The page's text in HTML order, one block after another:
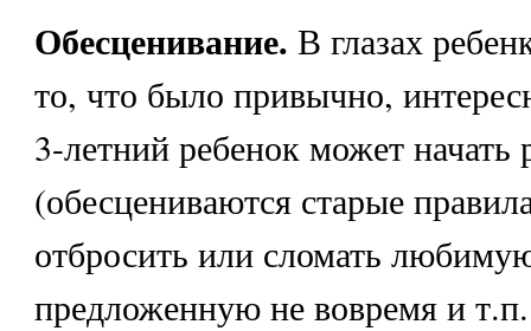
Обесценивание. В глазах
то, что было привычно,
3-летний ребенок может начать
(обесцениваются старые
отбросить или сломать
предложенную не вовремя и т.п.